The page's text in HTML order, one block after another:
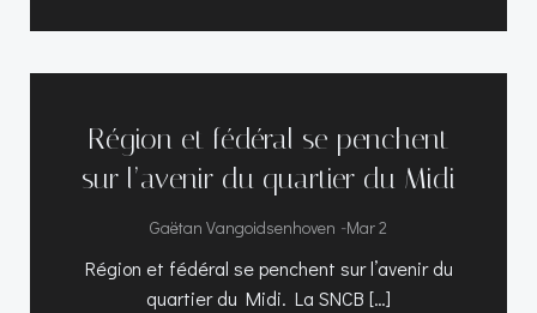
Région et fédéral se penchent
sur l’avenir du quartier du Midi
Gaëtan Vangoidsenhoven -Mar 2
Région et fédéral se penchent sur l’avenir du
quartier du Midi. La SNCB […]